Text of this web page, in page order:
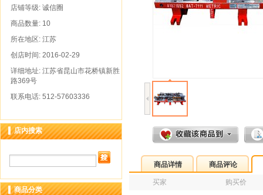
店铺等级: 诚信圈
商品数量: 10
所在地区: 江苏
创店时间: 2016-02-29
详细地址: 江苏省昆山市花桥镇新胜
路369号
联系电话: 512-57603336
店内搜索
商品分类
商品详情 商品评论
买家 购买价